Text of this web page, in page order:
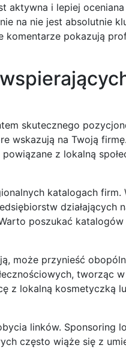
aktywna i lepiej
na nie jest absolutnie
komentarze pokazują
skutecznego
wskazują na Twoją
z lokalną
katalogach firm.
działających
poszukać
może przynieść
tworząc
z lokalną kosmetyczką
linków. Sponsoring
często wiąże się z